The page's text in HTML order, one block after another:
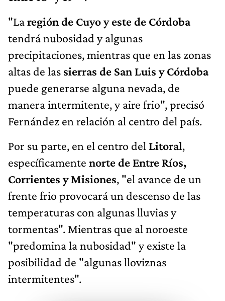
"Laregión de Cuyo y este de Córdoba
tendrá nubosidad y algunas
precipitaciones, mientras que en las zonas
altas de las sierras de San Luis y Córdoba
puede generarse alguna nevada, de
manera intermitente, y aire frio", precisó
Fernández en relación al centro del país.
Por su parte, en el centro del Litoral,
específicamente norte de Entre Ríos,
Corrientes y Misiones, "el avance de un
frente frio provocará un descenso de las
temperaturas con algunas lluvias y
tormentas". Mientras que al noroeste
"predomina la nubosidad" y existe la
posibilidad de "algunas lloviznas
intermitentes".